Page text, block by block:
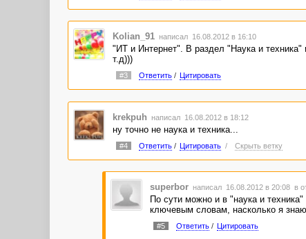
Kolian_91 написал 16.08.2012 в 16:10
"ИТ и Интернет". В раздел "Наука и
т.д)))
#3 Ответить/ Цитировать
krekpuh написал 16.08.2012 в 18:12
ну точно не наука и техника...
#4 Ответить/ Цитировать / Скрыть ветку
superbor написал 16.08.2012 в 20:08 в
По сути можно и в "наука и
ключевым словам, насколько я
#5 Ответить/ Цитировать